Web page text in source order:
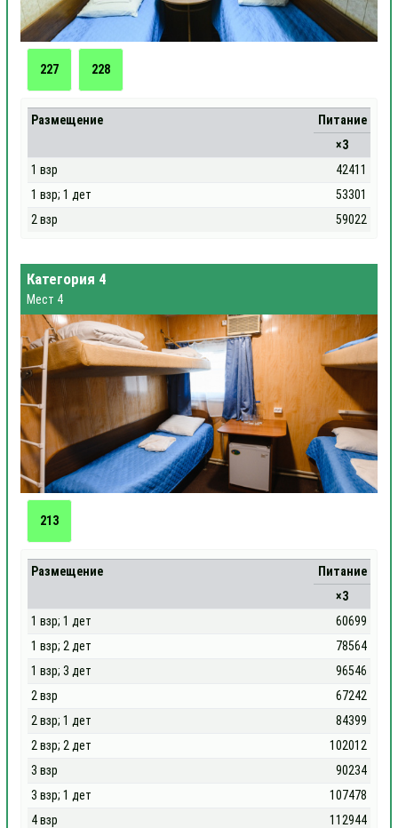
227 228
Размещение
Питание
×3
1 взр
42411
1 взр; 1 дет
53301
2 взр
59022
Категория 4
Мест 4
213
Размещение
Питание
×3
1 взр; 1 дет
60699
1 взр; 2 дет
78564
1 взр; 3 дет
96546
2 взр
67242
2 взр; 1 дет
84399
2 взр; 2 дет
102012
3 взр
90234
3 взр; 1 дет
107478
4 взр
112944